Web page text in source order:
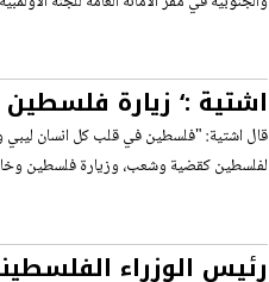
اشتية :‘ زيارة فلسطين
قال اشتية: "فلسطين في قلب كل انسان ليبي
لفلسطين كقضية وشعب، وزيارة فلسطين
رئيس الوزراء